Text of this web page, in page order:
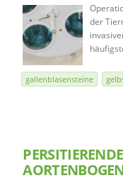
der
gallenblasensteine